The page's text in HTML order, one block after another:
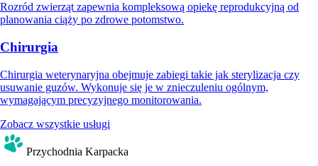
Rozród zwierząt zapewnia kompleksową opiekę reprodukcyjną od
planowania ciąży po zdrowe potomstwo.
Chirurgia
Chirurgia weterynaryjna obejmuje zabiegi takie jak sterylizacja czy
usuwanie guzów. Wykonuje się je w znieczuleniu ogólnym,
wymagającym precyzyjnego monitorowania.
Zobacz wszystkie usługi
Przychodnia Karpacka